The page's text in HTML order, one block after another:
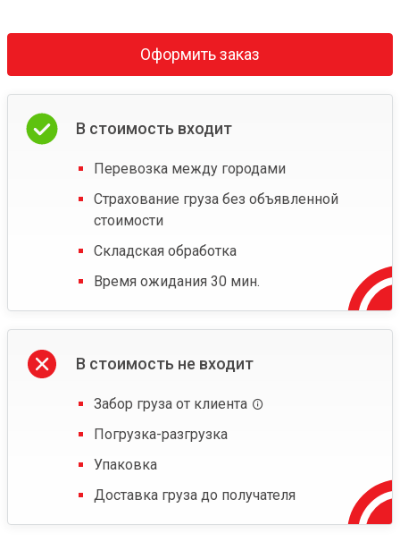
Оформить заказ
В стоимость входит
Перевозка между городами
Страхование груза без объявленной
стоимости
Складская обработка
Время ожидания 30 мин.
В стоимость не входит
Забор груза от клиента
Погрузка-разгрузка
Упаковка
Доставка груза до получателя